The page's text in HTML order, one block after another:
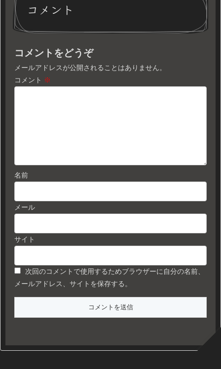
コメント
コメントをどうぞ
メールアドレスが公開されることはありません。
コメント ※
名前
メール
サイト
次回のコメントで使用するためブラウザーに自分の名前、
メールアドレス、サイトを保存する。